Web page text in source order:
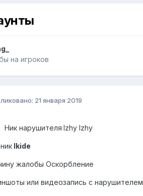
на игроков
21 января 2019
Ник нарушителя Izhy lzhy
Ikide
жалобы Оскорбление
или видеозапись с нарушителем